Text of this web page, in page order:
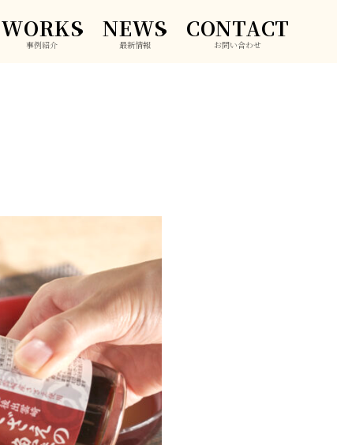
WORKS
事例紹介
NEWS
最新情報
CONTACT
お問い合わせ